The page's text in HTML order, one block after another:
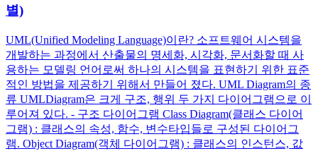
별)
UML(Unified Modeling Language)이란? 소프트웨어 시스템을
개발하는 과정에서 산출물의 명세화, 시각화, 문서화할 때 사
용하는 모델링 언어로써 하나의 시스템을 표현하기 위한 표준
적인 방법을 제공하기 위해서 만들어 졌다. UML Diagram의 종
류 UMLDiagram은 크게 구조, 행위 두 가지 다이어그램으로 이
루어져 있다. - 구조 다이어그램 Class Diagram(클래스 다이어
그램) : 클래스의 속성, 함수, 변수타입들로 구성된 다이어그
램. Object Diagram(객체 다이어그램) : 클래스의 인스턴스, 값